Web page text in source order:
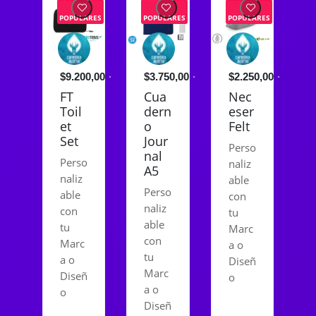
POPULARES
$9.200,00
FT
Toil
et
Set
Perso
naliz
able
con
tu
Marc
a o
Diseñ
o
POPULARES
$3.750,00
Cua
dern
o
Jour
nal
A5
Perso
naliz
able
con
tu
Marc
a o
Diseñ
POPULARES
$2.250,00
Nec
eser
Felt
Perso
naliz
able
con
tu
Marc
a o
Diseñ
o